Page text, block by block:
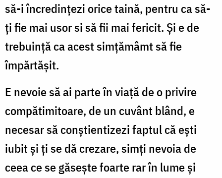
să-i încredințezi orice taină, pentru ca să-
ți fie mai usor si să fii mai fericit. Și e de
trebuință ca acest simțămâmt să fie
împărtășit.
E nevoie să ai parte în viață de o privire
compătimitoare, de un cuvânt blând, e
necesar să conștientizezi faptul că ești
iubit și ți se dă crezare, simți nevoia de
ceea ce se găsește foarte rar în lume și